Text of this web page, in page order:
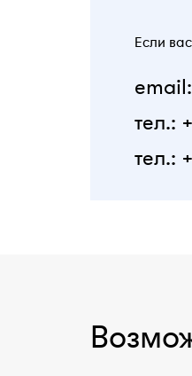
Если
тел.:
тел.: